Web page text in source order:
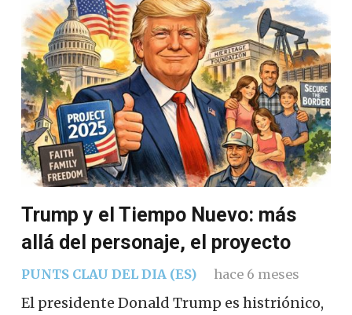
Trump y el Tiempo Nuevo: más
allá del personaje, el proyecto
PUNTS CLAU DEL DIA (ES) hace 6 meses
El presidente Donald Trump es histriónico,